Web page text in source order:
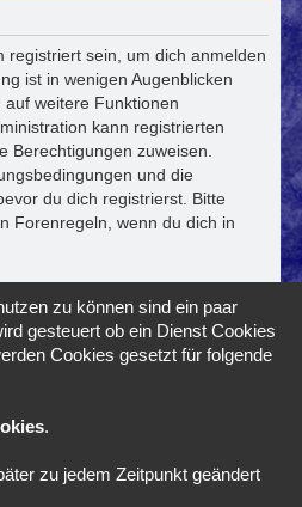
registriert sein, um dich anmelden
ist in wenigen Augenblicken
weitere Funktionen
kann registrierten
Berechtigungen zuweisen.
und die
du dich registrierst. Bitte
Forenregeln, wenn du dich in
Datenschutzerklärung
Style byphpBB Styles
zu können sind ein paar
gesteuert ob ein Dienst Cookies
Cookies gesetzt für folgende
.
zu jedem Zeitpunkt geändert